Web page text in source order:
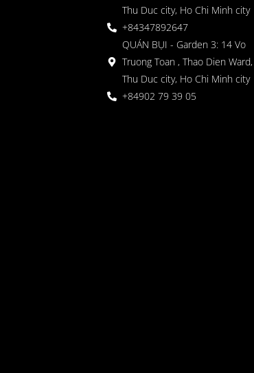
Thu Duc city, Ho Chi Minh city
+84347892647
QUÁN BỤI - Garden 3: 14 Vo
Truong Toan , Thao Dien Ward,
Thu Duc city, Ho Chi Minh city
+84902 79 39 05